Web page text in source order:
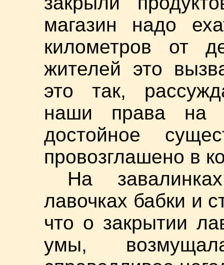
магазин надо
километров от
жителей это
это так,
наши права на
достойное
провозглашено в
На
лавочках бабки и
что о закрытии
умы,